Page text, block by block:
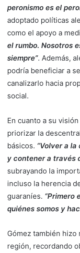
peronismo es el
adoptado políticas
como el apoyo a
el rumbo. Nosotros
siempre”. Además,
podría beneficiar a
canalizarlo hacia
social.
En cuanto a su
priorizar la
básicos. “Volver a
y contener a través
subrayando la
incluso la herencia
guaraníes. “Primero
quiénes somos y
Gómez también
región, recordando